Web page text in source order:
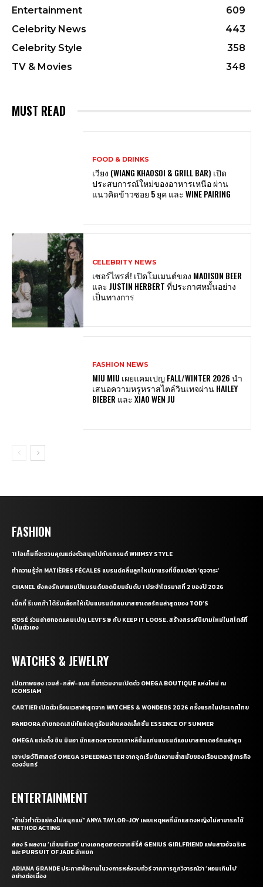
Entertainment
609
Celebrity News
443
Celebrity Style
358
TV & Movies
348
MUST READ
FOOD & DRINKS
เวียง (WIANG KHAOSOI & GRILL BAR) เปิด
ประสบการณ์ใหม่ของอาหารเหนือ ผ่าน
แนวคิดข้าวซอย 5 ยุค และ WINE PAIRING
CELEBRITY NEWS
เซอร์ไพรส์! เปิดโมเมนต์ของ MADISON BEER
และ JUSTIN HERBERT ที่ประกาศหมั้นอย่าง
เป็นทางการ
FASHION NEWS
MIU MIU เผยแคมเปญ FALL/WINTER 2026 นำ
เสนอความหรูหราสไตล์วินเทจผ่าน HAILEY
BIEBER และ XIAO WEN JU
FASHION
11 ไอเท็มที่จะชวนคุณแต่งตัวสนุกไปกับเทรนด์ WHIMSY STYLE
ทำความรู้จัก MATIÈRES FÉCALES แบรนด์คลื่นลูกใหม่มาแรงที่ชื่อแปลว่า ‘อุจจาระ’
CHANEL ยังคงรักษาแชมป์แบรนด์ยอดนิยมอันดับ 1 ประจำไตรมาสที่ 2 ของปี 2026
เบ็คกี้ รีเบคก้า ได้รับเลือกให้เป็นแบรนด์แอมบาสซาเดอร์คนล่าสุดของ TOD’S
ROSÉ ร่วมถ่ายทอดแคมเปญ LEVI’S® กับ KEEP IT LOOSE. สร้างสรรค์นิยามใหม่ในสไตล์ที่
เป็นตัวเอง
WATCHES & JEWELRY
เปิดภาพของ เจมส์-กลัฟ-แบม ที่มาร่วมงานเปิดตัว OMEGA BOUTIQUE แห่งใหม่ ณ
ICONSIAM
CARTIER เปิดตัวเรือนเวลาล่าสุดจาก WATCHES & WONDERS 2026 ครั้งแรกในประเทศไทย
PANDORA ถ่ายทอดเสน่ห์แห่งฤดูร้อนผ่านคอลเล็กชั่น ESSENCE OF SUMMER
OMEGA แต่งตั้ง ชิน มินอา นักแสดงสาวชาวเกาหลีขึ้นแท่นแบรนด์แอมบาสซาเดอร์คนล่าสุด
เจาะประวัติศาสตร์ OMEGA SPEEDMASTER จากจุดเริ่มต้นความล้ำสมัยของเรือนเวลาสู่ภารกิจ
ดวงจันทร์
ENTERTAINMENT
“ถ้ามัวทำตัวแย่คงไม่สนุกแน่” ANYA TAYLOR-JOY เผยเหตุผลที่นักแสดงหญิงไม่สามารถใช้
METHOD ACTING
ส่อง 5 ผลงาน ‘เถียนซีเวย’ นางเอกสุดฮอตจากซีรี่ส์ GENIUS GIRLFRIEND แฟนสาวอัจฉริยะ
และ PURSUIT OF JADE ล่าหยก
ARIANA GRANDE ประกาศพักงานในวงการหลังจบทัวร์ จากการถูกวิจารณ์ว่า ‘ผอมเกินไป’
อย่างต่อเนื่อง